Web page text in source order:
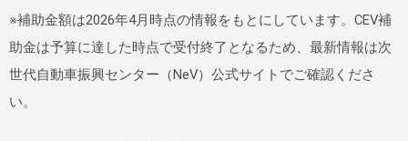
※補助金額は2026年4月時点の情報をもとにしています。CEV補
助金は予算に達した時点で受付終了となるため、最新情報は次
世代自動車振興センター（NeV）公式サイトでご確認くださ
い。